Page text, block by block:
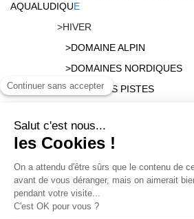
AQUALUDIQUE
>HIVER
>DOMAINE ALPIN
>DOMAINES NORDIQUES
>PLAN DES PISTES
>TARIFS ET INFOS
>TARIFS ALPINS
>TARIFS NORDIC
>KEYCARD
>ACCES & NAVETTE